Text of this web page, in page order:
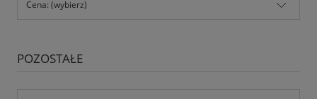
Cena: (wybierz)
POZOSTAŁE